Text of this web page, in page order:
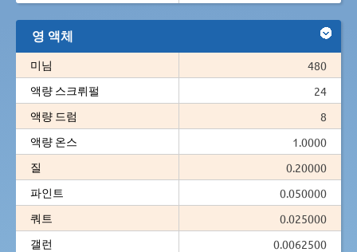
영 액체
미님
480
액량 스크뤼펄
24
액량 드럼
8
액량 온스
1.0000
질
0.20000
파인트
0.050000
쿼트
0.025000
갤런
0.0062500